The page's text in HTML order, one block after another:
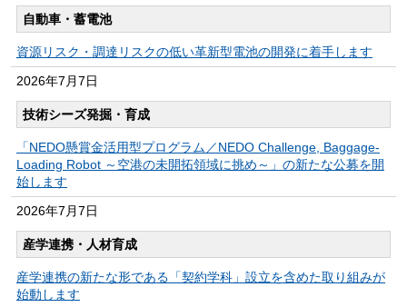
自動車・蓄電池
資源リスク・調達リスクの低い革新型電池の開発に着手します
2026年7月7日
技術シーズ発掘・育成
「NEDO懸賞金活用型プログラム／NEDO Challenge, Baggage-
Loading Robot ～空港の未開拓領域に挑め～」の新たな公募を開
始します
2026年7月7日
産学連携・人材育成
産学連携の新たな形である「契約学科」設立を含めた取り組みが
始動します